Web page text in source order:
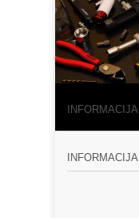
INFORMACIJA
INFORMACIJA